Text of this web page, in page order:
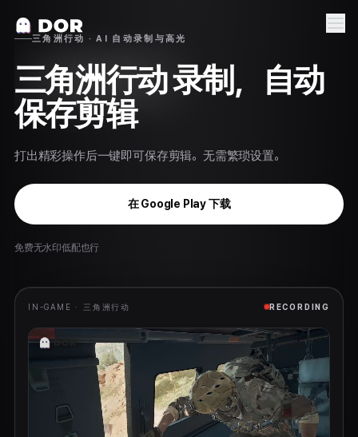
三角洲行动 · AI 自动录制与高光
三角洲行动录制，自动
保存剪辑
打出精彩操作后一键即可保存剪辑。无需繁琐设置。
在 Google Play 下载
免费无水印低配也行
IN-GAME · 三角洲行动 RECORDING